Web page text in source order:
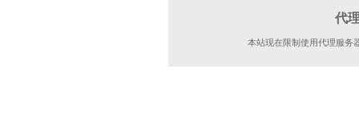
代
本站现在限制使用代理服务